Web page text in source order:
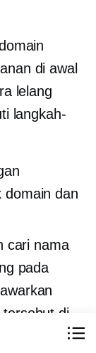
di awal
lelang
langkah-
domain dan
cari nama
pada
di
mitra lelang